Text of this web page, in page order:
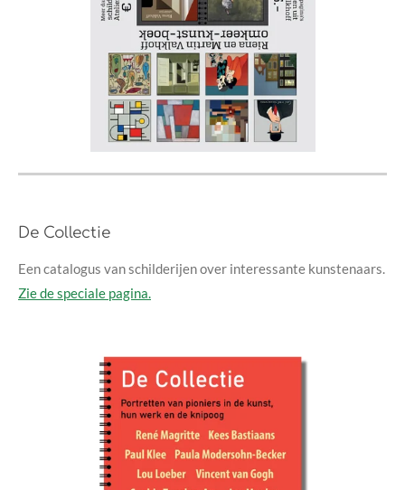
De Collectie
Een catalogus van schilderijen over interessante kunstenaars.
Zie de speciale pagina.